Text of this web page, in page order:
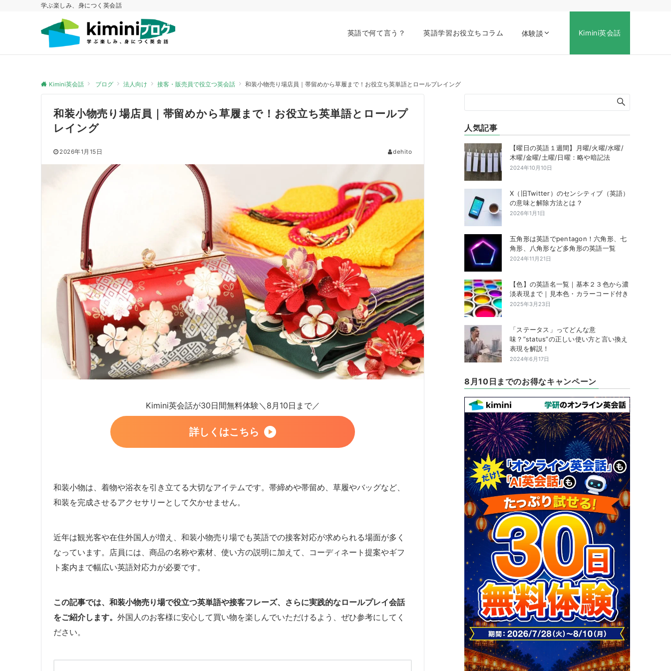
学ぶ楽しみ、身につく英会話
英語で何て言う？ 英語学習お役立ちコラム 体験談 Kimini英会話
Kimini英会話 ブログ 法人向け 接客・販売員で役立つ英会話 和装小物売り場店員｜帯留めから草履まで！お役立ち英単語とロールプレイング
和装小物売り場店員｜帯留めから草履まで！お役立ち英単語とロールプ
レイング
2026年1月15日 dehito
Kimini英会話が30日間無料体験＼8月10日まで／
詳しくはこちら
和装小物は、着物や浴衣を引き立てる大切なアイテムです。帯締めや帯留め、草履やバッグなど、
和装を完成させるアクセサリーとして欠かせません。
近年は観光客や在住外国人が増え、和装小物売り場でも英語での接客対応が求められる場面が多く
なっています。店員には、商品の名称や素材、使い方の説明に加えて、コーディネート提案やギフ
ト案内まで幅広い英語対応力が必要です。
この記事では、和装小物売り場で役立つ英単語や接客フレーズ、さらに実践的なロールプレイ会話
をご紹介します。 外国人のお客様に安心して買い物を楽しんでいただけるよう、ぜひ参考にしてく
ださい。
人気記事
【曜日の英語１週間】月曜/火曜/水曜/
木曜/金曜/土曜/日曜：略や暗記法
2024年10月10日
X（旧Twitter）のセンシティブ（英語）
の意味と解除方法とは？
2026年1月1日
五角形は英語でpentagon！六角形、七
角形、八角形など多角形の英語一覧
2024年11月21日
【色】の英語名一覧｜基本２３色から濃
淡表現まで｜見本色・カラーコード付き
2025年3月23日
「ステータス」ってどんな意
味？”status”の正しい使い方と言い換え
表現を解説！
2024年6月17日
8月10日までのお得なキャンペーン